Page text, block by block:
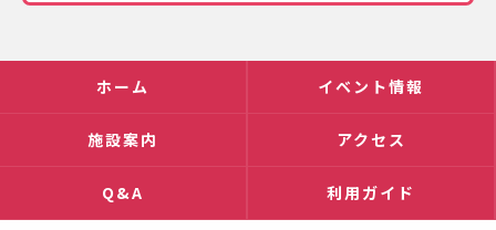
ホーム イベント情報
施設案内 アクセス
Q&A 利用ガイド